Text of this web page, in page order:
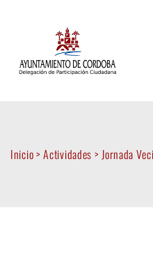
Inicio>Actividades >Jornada